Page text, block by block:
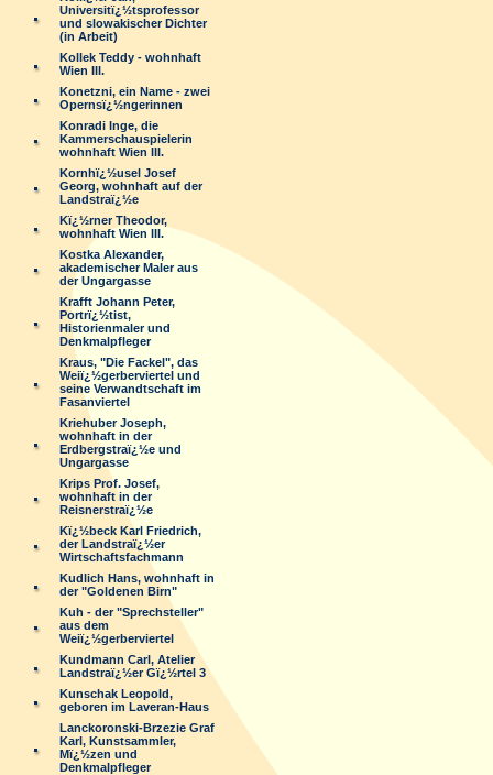
Universitï¿½tsprofessor
und slowakischer Dichter
(in Arbeit)
Kollek Teddy - wohnhaft
Wien III.
Konetzni, ein Name - zwei
Opernsï¿½ngerinnen
Konradi Inge, die
Kammerschauspielerin
wohnhaft Wien III.
Kornhï¿½usel Josef
Georg, wohnhaft auf der
Landstraï¿½e
Kï¿½rner Theodor,
wohnhaft Wien III.
Kostka Alexander,
akademischer Maler aus
der Ungargasse
Krafft Johann Peter,
Portrï¿½tist,
Historienmaler und
Denkmalpfleger
Kraus, "Die Fackel", das
Weiï¿½gerberviertel und
seine Verwandtschaft im
Fasanviertel
Kriehuber Joseph,
wohnhaft in der
Erdbergstraï¿½e und
Ungargasse
Krips Prof. Josef,
wohnhaft in der
Reisnerstraï¿½e
Kï¿½beck Karl Friedrich,
der Landstraï¿½er
Wirtschaftsfachmann
Kudlich Hans, wohnhaft in
der "Goldenen Birn"
Kuh - der "Sprechsteller"
aus dem
Weiï¿½gerberviertel
Kundmann Carl, Atelier
Landstraï¿½er Gï¿½rtel 3
Kunschak Leopold,
geboren im Laveran-Haus
Lanckoronski-Brzezie Graf
Karl, Kunstsammler,
Mï¿½zen und
Denkmalpfleger